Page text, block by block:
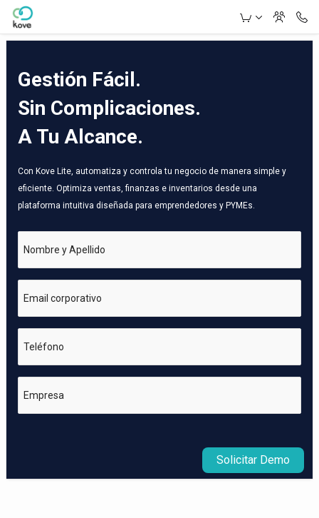
Skip to Main Content
Gestión Fácil.
Sin Complicaciones.
A Tu Alcance.
Con Kove Lite, automatiza y controla tu negocio de manera simple y
eficiente. Optimiza ventas, finanzas e inventarios desde una
plataforma intuitiva diseñada para emprendedores y PYMEs.
Nombre y Apellido
Email corporativo
Teléfono
Empresa
Solicitar Demo